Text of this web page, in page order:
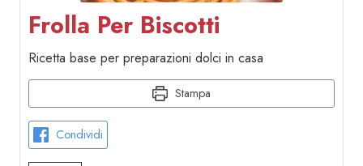
Frolla Per Biscotti
Ricetta base per preparazioni dolci in casa
Stampa
Condividi